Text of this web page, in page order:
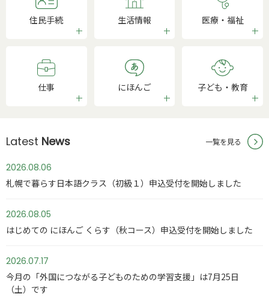
住民手続 生活情報 医療・福祉
仕事 にほんご 子ども・教育
Latest News 一覧を見る
2026.08.06
札幌で暮らす日本語クラス（初級１）申込受付を開始しました
2026.08.05
はじめての にほんご くらす（秋コース）申込受付を開始しました
2026.07.17
今月の「外国につながる子どものための学習支援」は7月25日
（土）です